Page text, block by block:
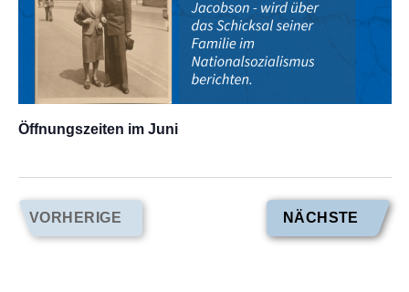
Öffnungszeiten im Juni
VORHERIGE
VERANSTALTUNGEN
NÄCHSTE